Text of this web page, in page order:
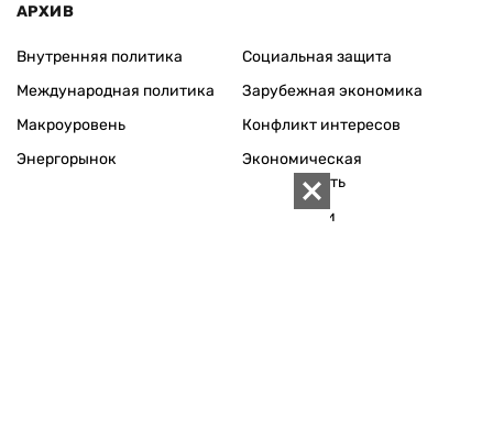
АРХИВ
Внутренняя политика
Международная политика
Макроуровень
Энергорынок
Социальная защита
Зарубежная экономика
Конфликт интересов
Экономическая
безопасность
Персоналии